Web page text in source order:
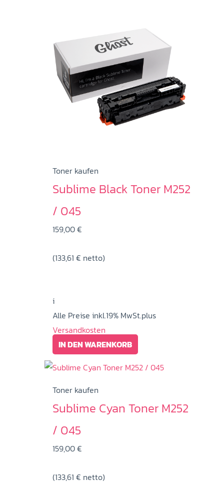
Toner kaufen
Sublime Black Toner M252
/ 045
159,00€
(133,61 € netto)
i
Alle Preise inkl.19% MwSt.plus
Versandkosten
IN DEN WARENKORB
Toner kaufen
Sublime Cyan Toner M252
/ 045
159,00€
(133,61 € netto)